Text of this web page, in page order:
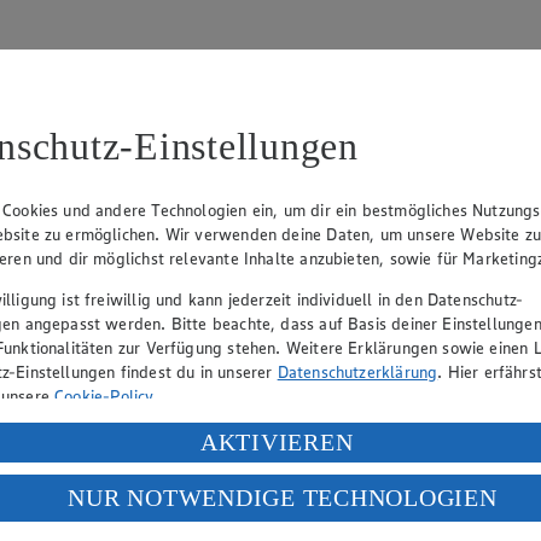
Fickert (Vorstandsmitglied), Jürgen Mäder
gewährt Ihnen jedoch das Recht, den auf dieser Website
und Vervielfältigung von Bildmaterial oder Grafiken aus
verantwortlich. Firma und Anschriften unserer
hin, dass wir nicht an einem Streitbeilegungsverfahren vor einer
Einstellungen
und andere Technologien ein, um dir ein bestmögliches
zu ermöglichen. Wir verwenden deine Daten, um unsere Website zu
und dir möglichst relevante Inhalte anzubieten, sowie für
ist freiwillig und kann jederzeit individuell in den Datenschutz-
angepasst werden. Bitte beachte, dass auf Basis deiner
zur Verfügung stehen. Weitere Erklärungen sowie einen
Einstellungen findest du in unserer Datenschutzerklärung. Hier
Cookie-Policy.
deiner personenbezogenen Daten in den USA durch Facebook und
„Aktivieren“ klickst, willigst du im Sinne des Art. 49 Abs. 1 Satz 1 lit.
Daten in den USA verarbeitet werden. Der EuGH sieht die USA als
europäischen Standards nicht angemessenen Datenschutzniveau an. Es
AKTIVIEREN
NUR NOTWENDIGE TECHNOLOGIEN